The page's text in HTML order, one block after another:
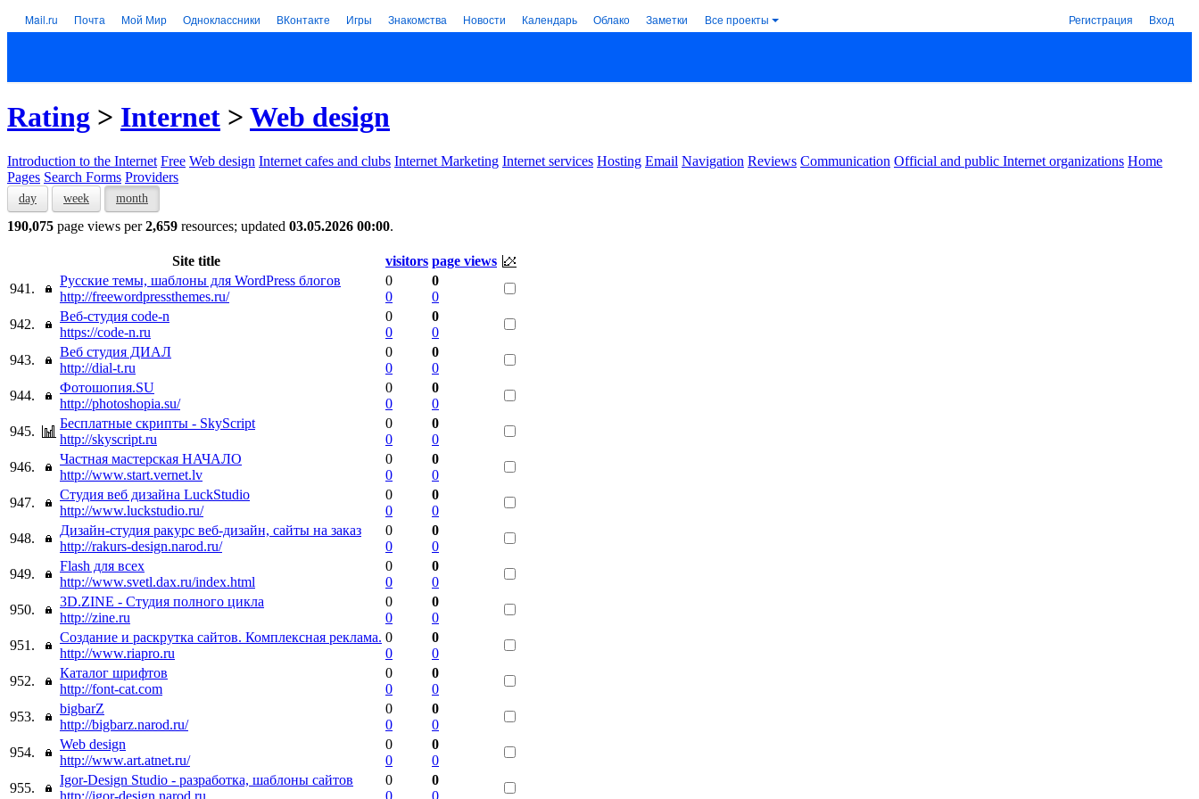
Mail.ru Почта Мой Мир Одноклассники ВКонтакте Игры Знакомства Новости Календарь Облако Заметки Все проекты Регистрация Вход
Rating > Internet > Web design
Introduction to the Internet Free Web design Internet cafes and clubs Internet Marketing Internet services Hosting Email Navigation Reviews Communication Official and public Internet organizations Home
Pages Search Forms Providers
day week month
190,075 page views per2,659 resources; updated 03.05.2026 00:00.
Site title visitors page views
941.
Русские темы, шаблоны для WordPress блогов
http://freewordpressthemes.ru/
0
0
0
0
942.
Веб-студия code-n
https://code-n.ru
0
0
0
0
943.
Веб студия ДИАЛ
http://dial-t.ru
0
0
0
0
944.
Фотошопия.SU
http://photoshopia.su/
0
0
0
0
945.
Бесплатные скрипты - SkyScript
http://skyscript.ru
0
0
0
0
946.
Частная мастерская НАЧАЛО
http://www.start.vernet.lv
0
0
0
0
947.
Студия веб дизайна LuckStudio
http://www.luckstudio.ru/
0
0
0
0
948.
Дизайн-студия ракурс веб-дизайн, сайты на заказ
http://rakurs-design.narod.ru/
0
0
0
0
949.
Flash для всех
http://www.svetl.dax.ru/index.html
0
0
0
0
950.
3D.ZINE - Студия полного цикла
http://zine.ru
0
0
0
0
951.
Создание и раскрутка сайтов. Комплексная реклама.
http://www.riapro.ru
0
0
0
0
952.
Каталог шрифтов
http://font-cat.com
0
0
0
0
953.
bigbarZ
http://bigbarz.narod.ru/
0
0
0
0
954.
Web design
http://www.art.atnet.ru/
0
0
0
0
955.
Igor-Design Studio - разработка, шаблоны сайтов
http://igor-design.narod.ru
0
0
0
0